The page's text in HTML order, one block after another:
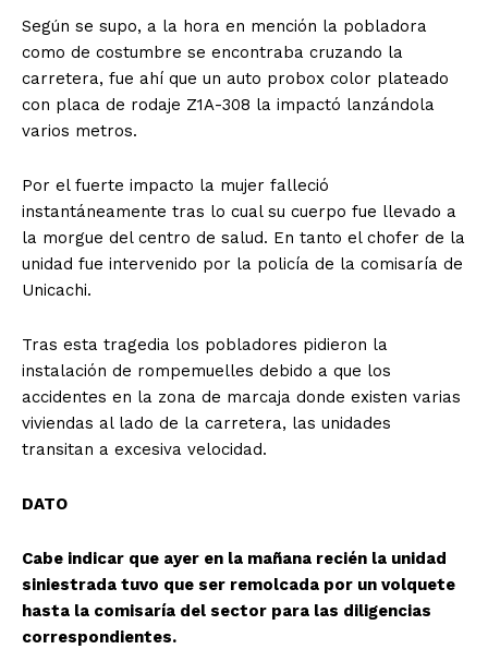
Según se supo, a la hora en mención la pobladora
como de costumbre se encontraba cruzando la
carretera, fue ahí que un auto probox color plateado
con placa de rodaje Z1A-308 la impactó lanzándola
varios metros.
Por el fuerte impacto la mujer falleció
instantáneamente tras lo cual su cuerpo fue llevado a
la morgue del centro de salud. En tanto el chofer de la
unidad fue intervenido por la policía de la comisaría de
Unicachi.
Tras esta tragedia los pobladores pidieron la
instalación de rompemuelles debido a que los
accidentes en la zona de marcaja donde existen varias
viviendas al lado de la carretera, las unidades
transitan a excesiva velocidad.
DATO
Cabe indicar que ayer en la mañana recién la unidad
siniestrada tuvo que ser remolcada por un volquete
hasta la comisaría del sector para las diligencias
correspondientes.